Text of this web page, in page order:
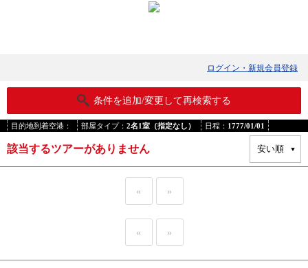
ログイン・新規会員登録
条件を追加/変更して再検索する
目的地到着空港： 部屋タイプ： 2名1室（指定なし） 日程： 1777/01/01
該当するツアーがありません
« »
« »